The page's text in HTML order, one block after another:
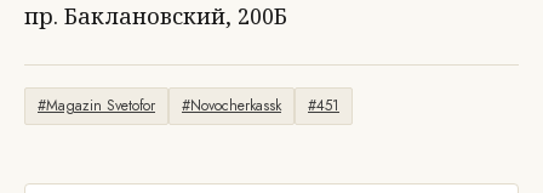
пр. Баклановский, 200Б
#Magazin Svetofor #Novocherkassk #451